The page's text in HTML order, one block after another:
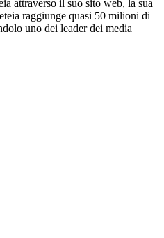
attraverso il suo sito web, la sua
raggiunge quasi 50 milioni di
uno dei leader dei media